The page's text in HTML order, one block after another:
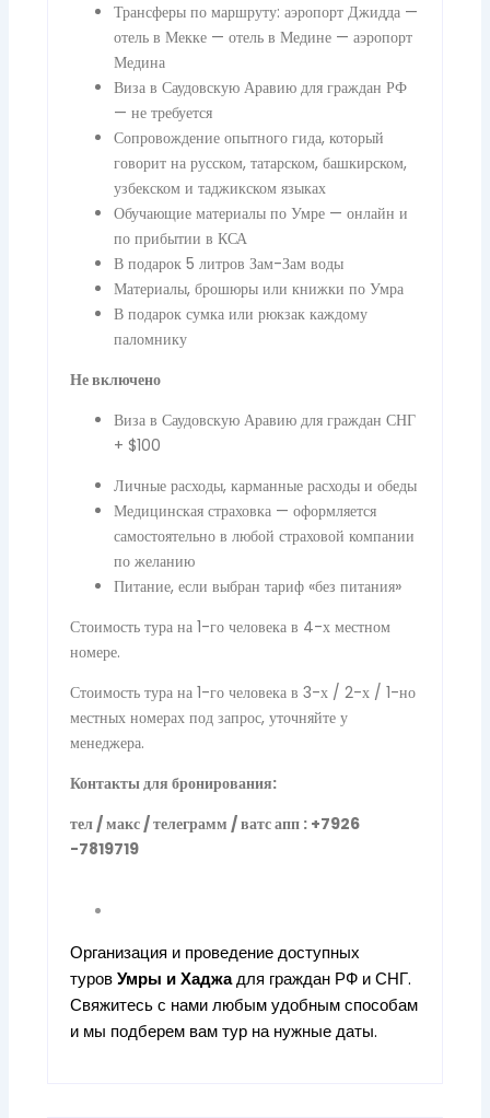
Трансферы по маршруту: аэропорт Джидда —
отель в Мекке — отель в Медине — аэропорт
Медина
Виза в Саудовскую Аравию для граждан РФ
— не требуется
Сопровождение опытного гида, который
говорит на русском, татарском, башкирском,
узбекском и таджикском языках
Обучающие материалы по Умре — онлайн и
по прибытии в КСА
В подарок 5 литров Зам-Зам воды
Материалы, брошюры или книжки по Умра
В подарок сумка или рюкзак каждому
паломнику
Не включено
Виза в Саудовскую Аравию для граждан СНГ
+ $100
Личные расходы, карманные расходы и обеды
Медицинская страховка — оформляется
самостоятельно в любой страховой компании
по желанию
Питание, если выбран тариф «без питания»
Стоимость тура на 1-го человека в 4-х местном
номере.
Стоимость тура на 1-го человека в 3-х / 2-х / 1-но
местных номерах под запрос, уточняйте у
менеджера.
Контакты для бронирования:
тел / макс / телеграмм / ватс апп : +7926
-7819719
Организация и проведение доступных
туров Умры и Хаджадля граждан РФ и СНГ.
Свяжитесь с нами любым удобным способам
и мы подберем вам тур на нужные даты.